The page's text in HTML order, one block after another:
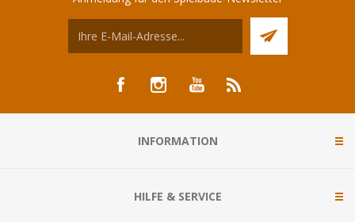
INFORMATION
HILFE & SERVICE